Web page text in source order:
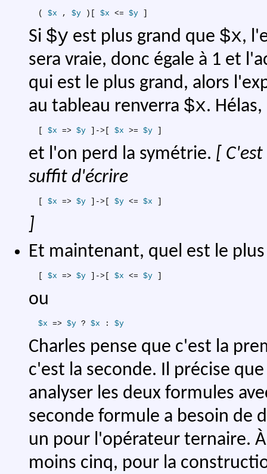
( $x , $y ) $x <= $y
Si $y est plus grand que $x,
sera vraie, donc égale à 1 et
qui est le plus grand, alors
au tableau renverra $x.
$x => $y ->[ $x >= $y
et l'on perd la symétrie. [
suffit d'écrire
$x => $y ->[ $y <= $x
]
Et maintenant, quel est le
$x => $y ->[ $x <= $y
ou
$x => $y ? $x : $y
Charles pense que c'est la
c'est la seconde. Il précise
analyser les deux formules
seconde formule a besoin de
un pour l'opérateur ternaire.
moins cinq, pour la